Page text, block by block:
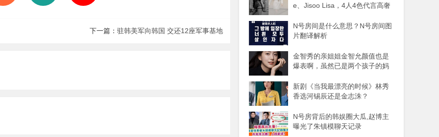
下一篇： 驻韩美军向韩国 交还12座军事基地
e、Jisoo Lisa，4人4色代言高奢
N号房间是什么意思？N号房间图
片翻译解析
金智秀的亲姐姐金智允颜值也是
爆表啊，虽然已是两个孩子的妈
新剧《当我最漂亮的时候》林秀
香选河锡辰还是金志洙？
N号房背后的韩娱圈大瓜,赵博主
曝光了朱镇模聊天记录